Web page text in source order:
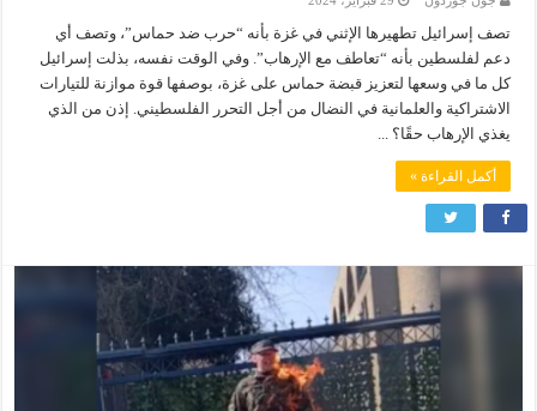
تصف إسرائيل تطهيرها الإثني في غزة بأنه “حرب ضد حماس”، وتصف أي
دعم لفلسطين بأنه “تعاطف مع الإرهاب”. وفي الوقت نفسه، بذلت إسرائيل
كل ما في وسعها لتعزيز قبضة حماس على غزة، بوصفها قوة موازنة للتيارات
الاشتراكية والعلمانية في النضال من أجل التحرر الفلسطيني. إذن من الذي
يغذي الإرهاب حقًا؟ ...
أكمل القراءة »